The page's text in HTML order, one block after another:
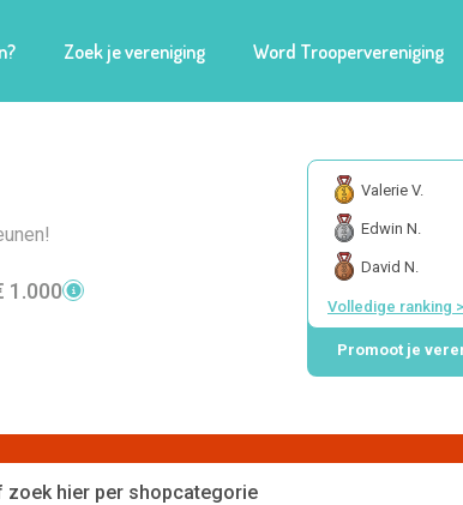
Zoek je vereniging Word Troopervereniging
1.000
Valerie V.
Edwin N.
David N.
Volledige ranking >
Promoot je